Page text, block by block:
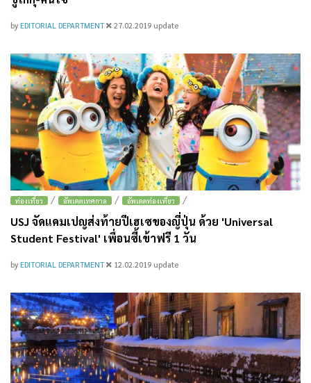
by EDITORIAL DEPARTMENT 27.02.2019 update
ท่องเที่ยว / อัพเดตเทศกาล / อัพเดตท่องเที่ยว /
USJ จัดแคมเปญส่งท้ายปีเฮเซของญี่ปุ่น ด้วย 'Universal
Student Festival' เพื่อนซี้เข้าฟรี 1 วัน
by EDITORIAL DEPARTMENT 12.02.2019 update